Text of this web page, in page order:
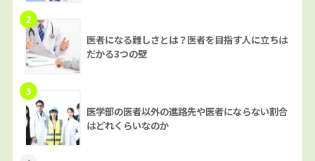
2
医者になる難しさとは？医者を目指す人に立ちは
だかる3つの壁
3
医学部の医者以外の進路先や医者にならない割合
はどれくらいなのか